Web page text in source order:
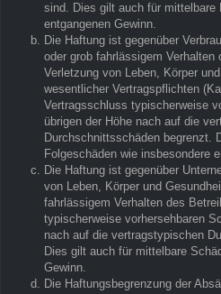
sind. Dies gilt auch für mittelbare
entgangenen Gewinn.
Die Haftung ist gegenüber
oder grob fahrlässigem Verhalten
Verletzung von Leben, Körper
wesentlicher Vertragspflichten
Vertragsschluss typischerweise
übrigen der Höhe nach auf die
Durchschnittsschäden begrenzt.
Folgeschäden wie insbesondere
Die Haftung ist gegenüber
von Leben, Körper und
fahrlässigem Verhalten des
typischerweise vorhersehbaren
nach auf die vertragstypischen
Dies gilt auch für mittelbare
Gewinn.
Die Haftungsbegrenzung der